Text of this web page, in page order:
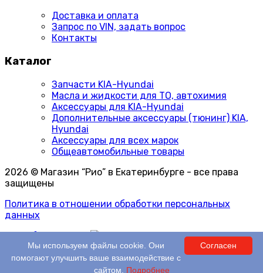
Доставка и оплата
Запрос по VIN, задать вопрос
Контакты
Каталог
Запчасти KIA-Hyundai
Масла и жидкости для ТО, автохимия
Аксессуары для KIA-Hyundai
Дополнительные аксессуары (тюнинг) KIA,
Hyundai
Аксессуары для всех марок
Общеавтомобильные товары
2026 © Магазин “Рио” в Екатеринбурге - все права
защищены
Политика в отношении обработки персональных
данных
Разработка сайта
0 шт.На сумму:0 ₽
Согласен
Мы используем файлы cookie. Они
помогают улучшить ваше взаимодействие с
сайтом. Подробнее